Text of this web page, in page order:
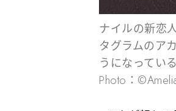
ナイルの新恋
タグラムのア
うになっている
Photo：